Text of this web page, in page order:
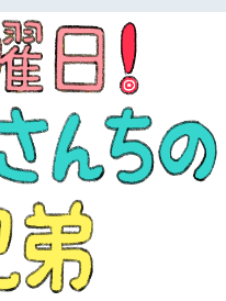
年長
小学2年生
小学4年生
小学6年生